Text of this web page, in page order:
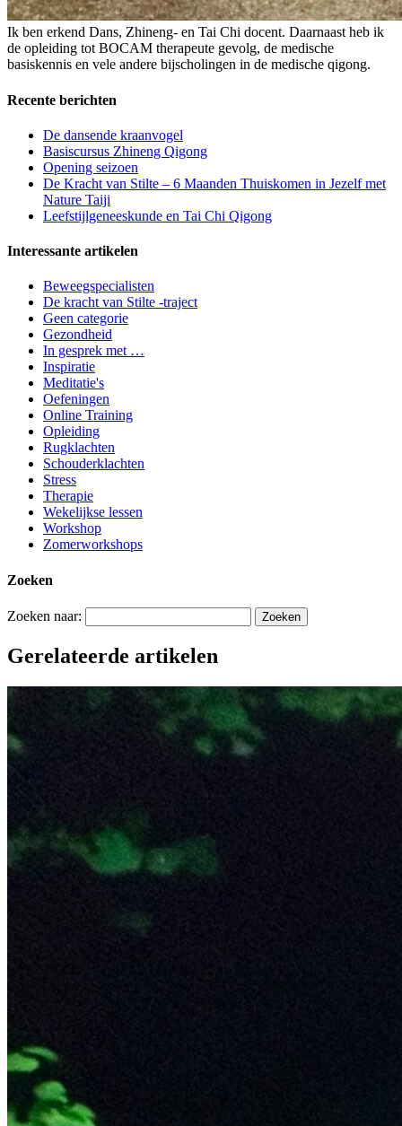
Ik ben erkend Dans, Zhineng- en Tai Chi docent. Daarnaast heb ik
de opleiding tot BOCAM therapeute gevolg, de medische
basiskennis en vele andere bijscholingen in de medische qigong.
Recente berichten
De dansende kraanvogel
Basiscursus Zhineng Qigong
Opening seizoen
De Kracht van Stilte – 6 Maanden Thuiskomen in Jezelf met
Nature Taiji
Leefstijlgeneeskunde en Tai Chi Qigong
Interessante artikelen
Beweegspecialisten
De kracht van Stilte -traject
Geen categorie
Gezondheid
In gesprek met …
Inspiratie
Meditatie's
Oefeningen
Online Training
Opleiding
Rugklachten
Schouderklachten
Stress
Therapie
Wekelijkse lessen
Workshop
Zomerworkshops
Zoeken
Zoeken naar:
Gerelateerde artikelen